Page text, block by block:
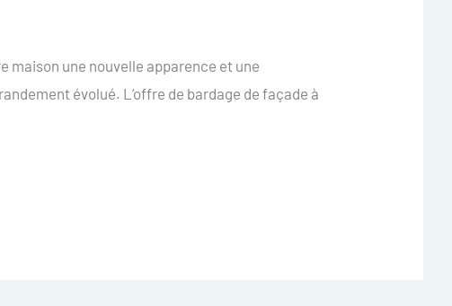
maison une nouvelle apparence et une
évolué. L’offre de bardage de façade à